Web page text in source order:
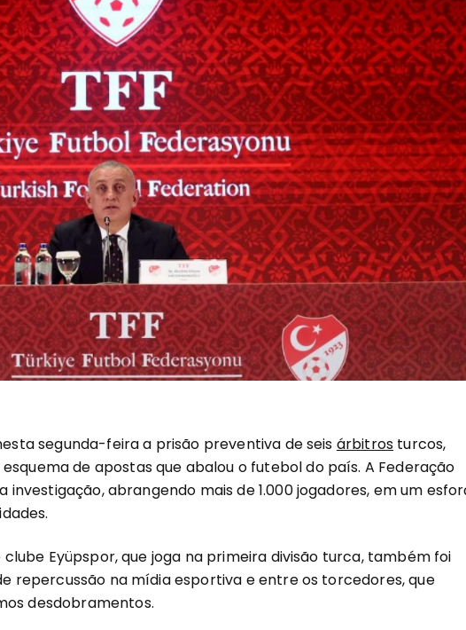
segunda-feira a prisão preventiva de seis árbitros turcos,
de apostas que abalou o futebol do país. A Federação
investigação, abrangendo mais de 1.000 jogadores, em um
Eyüpspor, que joga na primeira divisão turca, também foi
repercussão na mídia esportiva e entre os torcedores, que
desdobramentos.